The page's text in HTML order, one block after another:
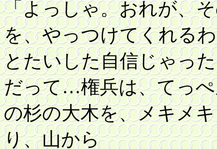
「よっしゃ。おれが、
を、やっつけてくれる
とたいした自信じゃっ
だって…権兵は、てっ
の杉の大木を、メキメ
り、山から